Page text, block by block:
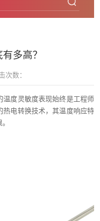
多高？
次数：
温度灵敏度表现始终是工程师
热电转换技术，其温度响应特